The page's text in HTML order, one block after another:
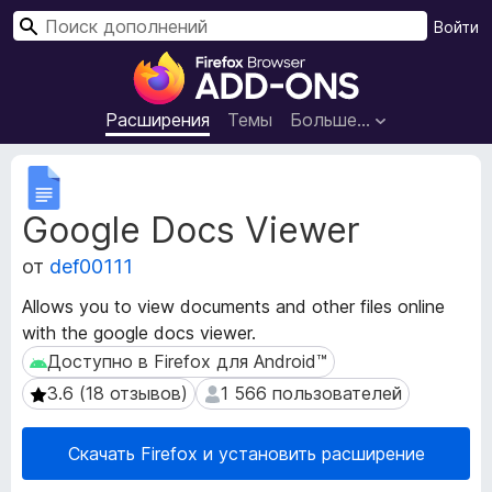
Д
о
п
о
е
н
я
д
л
я
б
р
а
у
Расширения Темы Больше…
Войти
П
Google Docs Viewer
от def00111
Allows you to view documents and other files online
with the google docs viewer.
Доступно в Firefox для Android™
Доступно в Firefox для Android™
3.6 (18 отзывов)
3.6 (18 отзывов) 1 566 пользователей
1 566 пользователей
Скачать Firefox и установить расширение
т
а
д
н
н
ы
е
р
а
ш